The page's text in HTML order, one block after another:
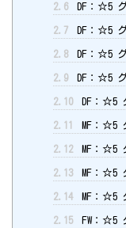
2.6 DF：☆5
2.7 DF：☆5
2.8 DF：☆5
2.9 DF：☆5
2.10 DF：☆5
2.11 MF：☆5
2.12 MF：☆5
2.13 MF：☆5
2.14 MF：☆5
2.15 FW：☆5